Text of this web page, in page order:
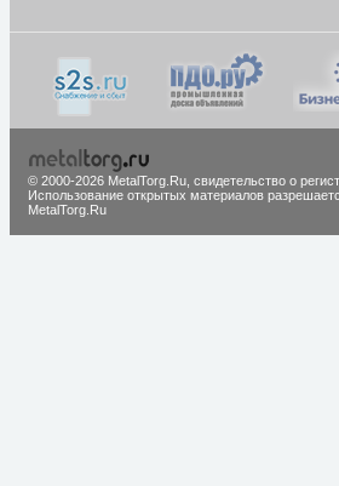
© 2000-2026 MetalTorg.Ru, cвидетельство о
Использование открытых материалов
MetalTorg.Ru